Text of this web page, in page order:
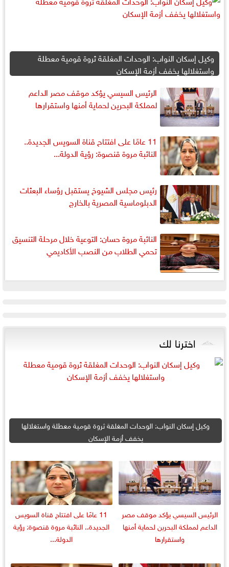
وكيل إسكان النواب: الوحدات المغلقة ثروة قومية معطلة
واستغلالها يخفف أزمة الإسكان
الرئيس السيسي يؤكد موقف مصر الداعم
لمملكة البحرين لحماية أمنها واستقرارها
11 عامًا على افتتاح قناة السويس الجديدة..
النائبة مروة قنصوة: رؤية الدولة...
رئيس مجلس الشيوخ يستقبل رؤساء البعثات
الدبلوماسية المصرية بالخارج
النائبة مروة حسان: التوعية خلال مرحلة التنسيق
تحمي الطلاب من النصب الأكاديمي
اخترنا لك
وكيل إسكان النواب: الوحدات المغلقة ثروة قومية معطلة واستغلالها
يخفف أزمة الإسكان
الرئيس السيسي يؤكد موقف مصر
الداعم لمملكة البحرين لحماية أمنها
واستقرارها
11 عامًا على افتتاح قناة السويس
الجديدة.. النائبة مروة قنصوة: رؤية
الدولة...